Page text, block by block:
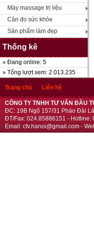
Máy massage trị liệu
Cân đo sức khỏe
Sản phẩm làm đẹp
Thống kê
» Đang online: 5
» Tổng lượt xem: 2.013.235
Trang chủ Liên hệ
CÔNG TY TNHH TƯ VẤN ĐẦU
ĐC: 19B Ngõ 157/31 Pháo Đài
ĐT/Fax: 024.85886151 - Hotline:
Email: cfv.hanoi@gmail.com -